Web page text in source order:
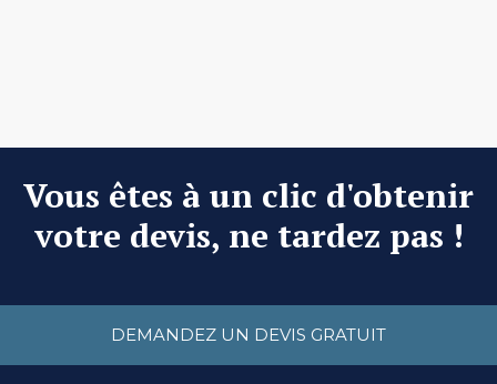
Vous êtes à un clic d'obtenir
votre devis, ne tardez pas !
DEMANDEZ UN DEVIS GRATUIT